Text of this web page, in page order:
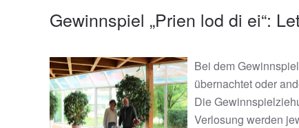
Gewinnspiel „Prien lod di ei“:
Bei dem
übernachtet oder
Die
Verlosung werden